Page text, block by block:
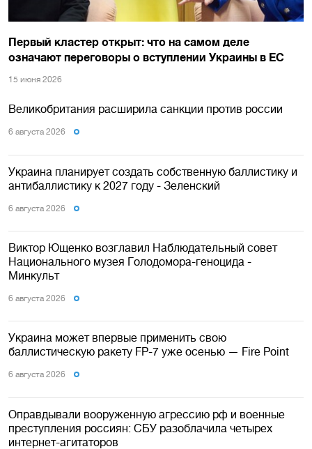
Первый кластер открыт: что на самом деле
означают переговоры о вступлении Украины в ЕС
15 июня 2026
Великобритания расширила санкции против россии
6 августа 2026
Украина планирует создать собственную баллистику и
антибаллистику к 2027 году - Зеленский
6 августа 2026
Виктор Ющенко возглавил Наблюдательный совет
Национального музея Голодомора-геноцида -
Минкульт
6 августа 2026
Украина может впервые применить свою
баллистическую ракету FP-7 уже осенью — Fire Point
6 августа 2026
Оправдывали вооруженную агрессию рф и военные
преступления россиян: СБУ разоблачила четырех
интернет-агитаторов